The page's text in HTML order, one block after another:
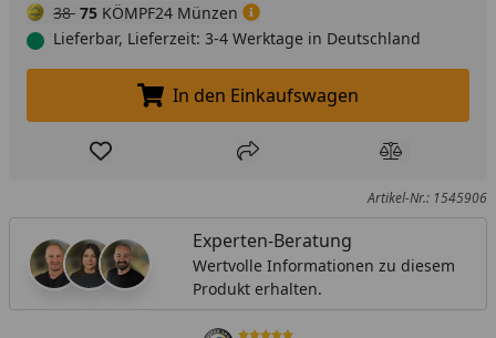
38 75 KÖMPF24 Münzen
Lieferbar, Lieferzeit: 3-4 Werktage in Deutschland
In den Einkaufswagen legen
In den Einkaufswagen
Produkt zur Wunschliste hinzufügen
Teilen Produkt
Artikel-Nr.: 1545906
Experten-Beratung
Wertvolle Informationen zu diesem
Produkt erhalten.